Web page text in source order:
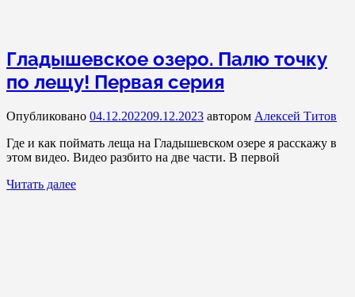
Гладышевское озеро. Палю точку
по лещу! Первая серия
Опубликовано 04.12.202209.12.2023 автором Алексей Титов
Где и как поймать леща на Гладышевском озере я расскажу в
этом видео. Видео разбито на две части. В первой
Читать далее